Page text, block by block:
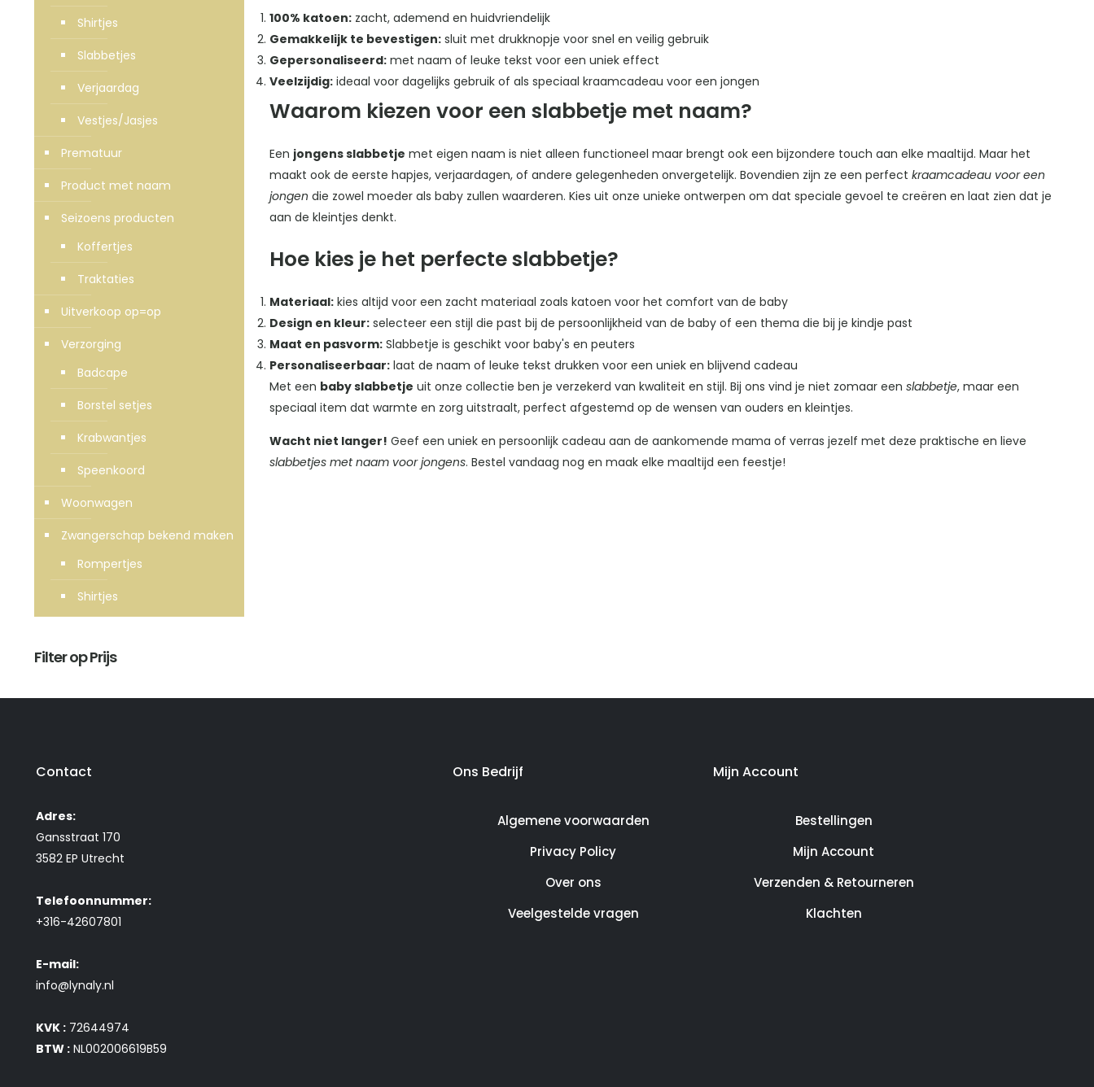
100% katoen: zacht, ademend en huidvriendelijk
Gemakkelijk te bevestigen: sluit met drukknopje voor snel en veilig gebruik
Gepersonaliseerd: met naam of leuke tekst voor een uniek effect
Veelzijdig: ideaal voor dagelijks gebruik of als speciaal kraamcadeau voor een jongen
Waarom kiezen voor een slabbetje met naam?
Een jongens slabbetje met eigen naam is niet alleen functioneel maar brengt ook een bijzondere touch aan elke maaltijd. Maar het
maakt ook de eerste hapjes, verjaardagen, of andere gelegenheden onvergetelijk. Bovendien zijn ze een perfect kraamcadeau voor een
jongen die zowel moeder als baby zullen waarderen. Kies uit onze unieke ontwerpen om dat speciale gevoel te creëren en laat zien dat je
aan de kleintjes denkt.
Hoe kies je het perfecte slabbetje?
Materiaal: kies altijd voor een zacht materiaal zoals katoen voor het comfort van de baby
Design en kleur: selecteer een stijl die past bij de persoonlijkheid van de baby of een thema die bij je kindje past
Maat en pasvorm: Slabbetje is geschikt voor baby's en peuters
Personaliseerbaar: laat de naam of leuke tekst drukken voor een uniek en blijvend cadeau
Met een baby slabbetje uit onze collectie ben je verzekerd van kwaliteit en stijl. Bij ons vind je niet zomaar een slabbetje, maar een
speciaal item dat warmte en zorg uitstraalt, perfect afgestemd op de wensen van ouders en kleintjes.
Wacht niet langer! Geef een uniek en persoonlijk cadeau aan de aankomende mama of verras jezelf met deze praktische en lieve
slabbetjes met naam voor jongens. Bestel vandaag nog en maak elke maaltijd een feestje!
Shirtjes
Slabbetjes
Verjaardag
Vestjes/Jasjes
Prematuur
Product met naam
Seizoens producten
Koffertjes
Traktaties
Uitverkoop op=op
Verzorging
Badcape
Borstel setjes
Krabwantjes
Speenkoord
Woonwagen
Zwangerschap bekend maken
Rompertjes
Shirtjes
Filter op Prijs
Contact
Adres:
Gansstraat 170
3582 EP Utrecht
Telefoonnummer:
+316-42607801
E-mail:
info@lynaly.nl
KVK : 72644974
BTW : NL002006619B59
Ons Bedrijf
Algemene voorwaarden
Privacy Policy
Over ons
Veelgestelde vragen
Mijn Account
Bestellingen
Mijn Account
Verzenden & Retourneren
Klachten